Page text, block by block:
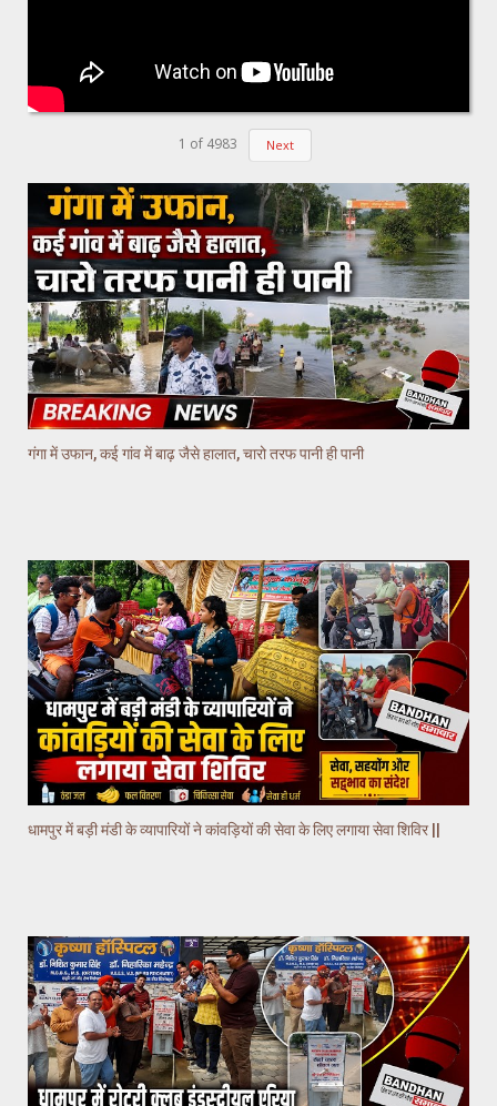
1 of 4983 Next
गंगा में उफान, कई गांव में बाढ़ जैसे हालात, चारो तरफ पानी ही पानी
धामपुर में बड़ी मंडी के व्यापारियों ने कांवड़ियों की सेवा के लिए लगाया सेवा शिविर ||